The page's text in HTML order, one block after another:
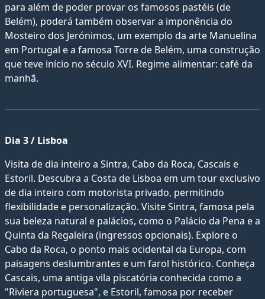
para além de poder provar os famosos pastéis (de
Belém), poderá também observar a imponência do
Mosteiro dos Jerónimos, um exemplo da arte Manuelina
em Portugal e a famosa Torre de Belém, uma construção
que teve início no século XVI. Regime alimentar: café da
manhã.
Dia 3 / Lisboa
Visita de dia inteiro a Sintra, Cabo da Roca, Cascais e
Estoril. Descubra a Costa de Lisboa em um tour exclusivo
de dia inteiro com motorista privado, permitindo
flexibilidade e personalização. Visite Sintra, famosa pela
sua beleza natural e palácios, como o Palácio da Pena e a
Quinta da Regaleira (ingressos opcionais). Explore o
Cabo da Roca, o ponto mais ocidental da Europa, com
paisagens deslumbrantes e um farol histórico. Conheça
Cascais, uma antiga vila piscatória conhecida como a
"Riviera portuguesa", e Estoril, famosa por receber